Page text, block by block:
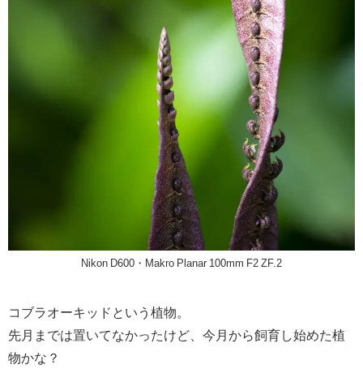
Nikon D600・Makro Planar 100mm F2 ZF.2
コブラオーキッドという植物。
先月までは置いてなかったけど、今月から飼育し始めた植
物かな？